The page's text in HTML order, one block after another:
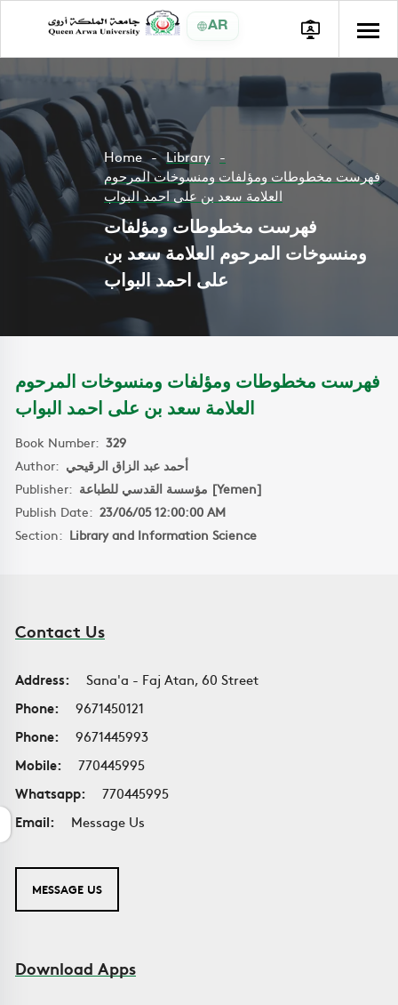
AR
Home
Library
فهرست مخطوطات ومؤلفات ومنسوخات المرحوم
العلامة سعد بن على احمد البواب
فهرست مخطوطات ومؤلفات
ومنسوخات المرحوم العلامة سعد بن
على احمد البواب
فهرست مخطوطات ومؤلفات ومنسوخات المرحوم
العلامة سعد بن على احمد البواب
Book Number: 329
Author: أحمد عبد الزاق الرقيحي
Publisher:
مؤسسة القدسي للطباعة [Yemen]
Publish Date: 23/06/05 12:00:00 AM
Section: Library and Information Science
Contact Us
Address:
Sana'a - Faj Atan, 60 Street
Phone:
9671450121
Phone:
9671445993
Mobile:
770445995
Whatsapp:
770445995
Email:
Message Us
MESSAGE US
Download Apps